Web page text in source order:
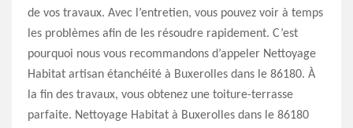
de vos travaux. Avec l’entretien, vous pouvez voir à temps
les problèmes afin de les résoudre rapidement. C’est
pourquoi nous vous recommandons d’appeler Nettoyage
Habitat artisan étanchéité à Buxerolles dans le 86180. À
la fin des travaux, vous obtenez une toiture-terrasse
parfaite. Nettoyage Habitat à Buxerolles dans le 86180